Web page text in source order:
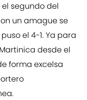
segundo del
un amague se
el 4-1. Ya para
desde el
forma excelsa